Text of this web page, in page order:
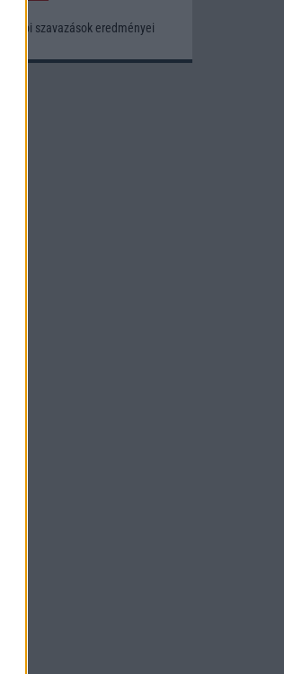
Korábbi szavazások eredményei